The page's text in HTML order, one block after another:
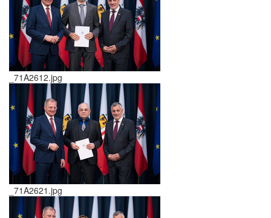
_71A2612.jpg
_71A2621.jpg